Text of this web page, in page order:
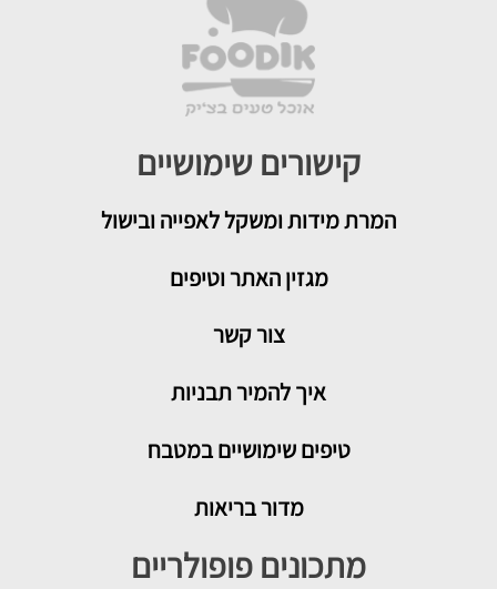
קישורים שימושיים
המרת מידות ומשקל לאפייה ובישול
מגזין האתר וטיפים
צור קשר
איך להמיר תבניות
טיפים שימושיים במטבח
מדור בריאות
מתכונים פופולריים